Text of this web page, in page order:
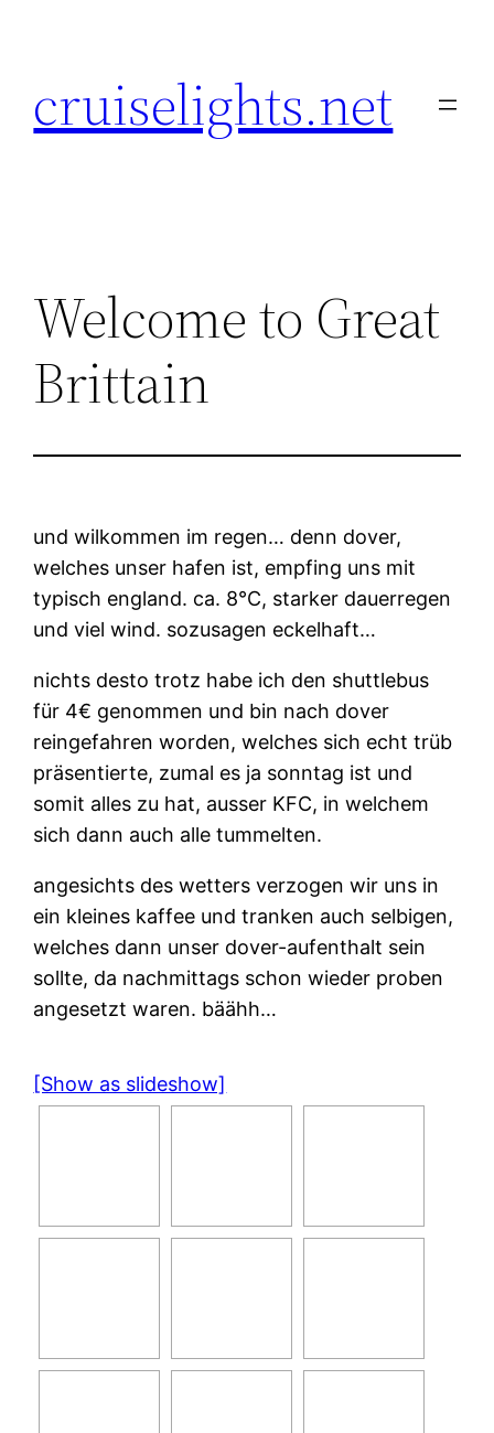
cruiselights.net
Welcome to Great
Brittain
und wilkommen im regen… denn dover,
welches unser hafen ist, empfing uns mit
typisch england. ca. 8°C, starker dauerregen
und viel wind. sozusagen eckelhaft…
nichts desto trotz habe ich den shuttlebus
für 4€ genommen und bin nach dover
reingefahren worden, welches sich echt trüb
präsentierte, zumal es ja sonntag ist und
somit alles zu hat, ausser KFC, in welchem
sich dann auch alle tummelten.
angesichts des wetters verzogen wir uns in
ein kleines kaffee und tranken auch selbigen,
welches dann unser dover-aufenthalt sein
sollte, da nachmittags schon wieder proben
angesetzt waren. bäähh…
[Show as slideshow]